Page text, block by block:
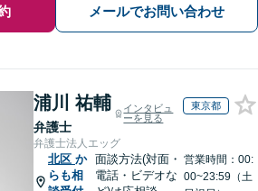
メールでお問い合わせ
浦川 祐輔
弁護士
インタビュ
ーを見る
東京都
弁護士法人エッグ
北区 か
らも相
面談方法(対面・
電話・ビデオな
営業時間：00:
00~23:59（土